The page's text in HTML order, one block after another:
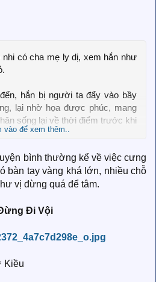
nhi có cha mẹ ly dị, xem hắn như
hắn bị người ta đẩy vào bầy
lại nhờ họa được phúc, mang
sống lại về thời điểm trước khi
một lần ngoài ý muốn bị xe đụng,
người duy nhất trong đời mà
vào để xem thêm..
bình thường kể về việc cưng
bàn tay vàng khá lớn, nhiều chỗ
vị đừng quá để tâm.
Đi Vội
Kiều